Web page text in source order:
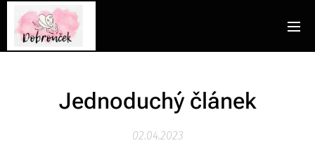
Jednoduchý článek
02.04.2023